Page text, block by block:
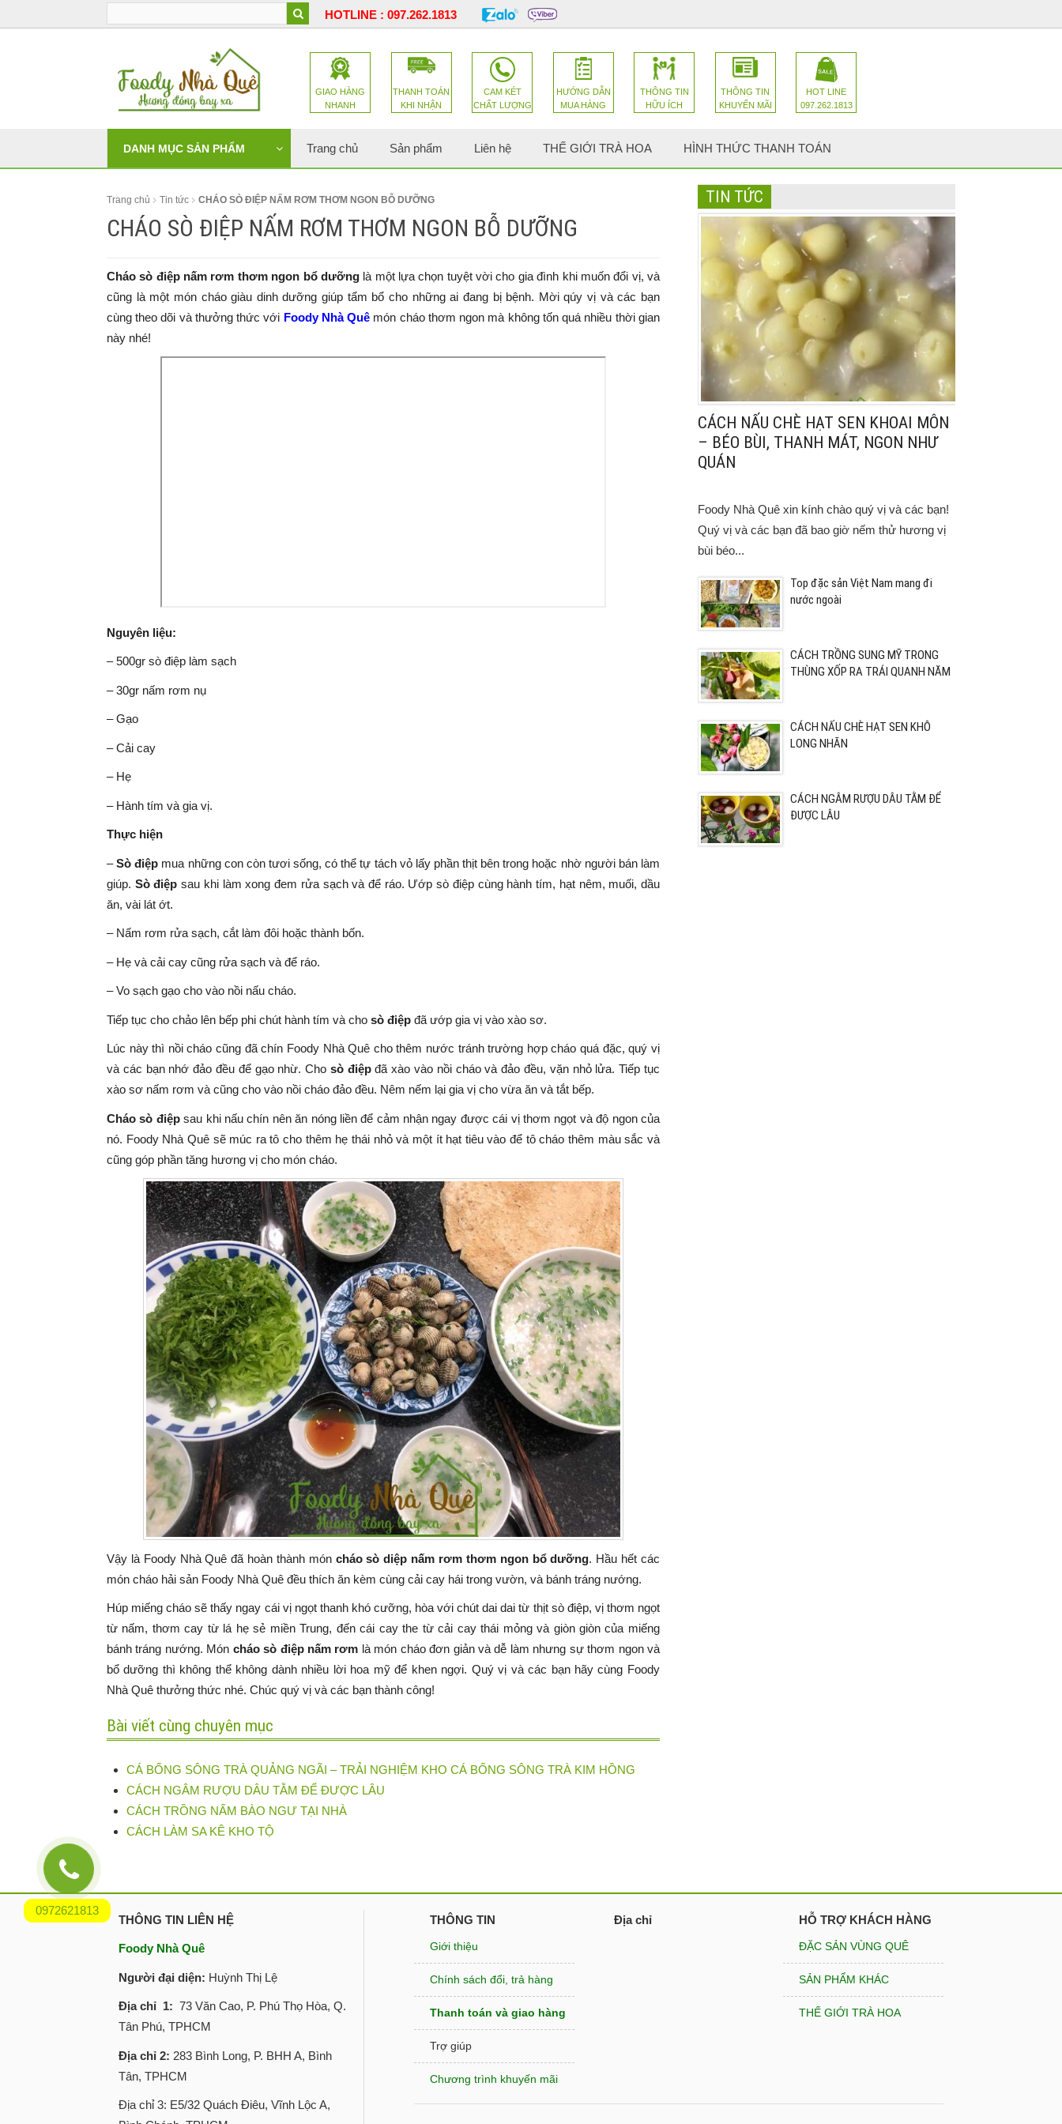
HOTLINE : 097.262.1813
GIAO HÀNG
NHANH
THANH TOÁN
KHI NHẬN
CAM KÉT
CHẤT LƯỢNG
HƯỚNG DẪN
MUA HÀNG
THÔNG TIN
HỮU ÍCH
THÔNG TIN
KHUYẾN MÃI
HOT LINE
097.262.1813
DANH MỤC SẢN PHẨM Trang chủ Sản phẩm Liên hệ THẾ GIỚI TRÀ HOA HÌNH THỨC THANH TOÁN
Trang chủ Tin tức CHÁO SÒ ĐIỆP NẤM RƠM THƠM NGON BỖ DƯỠNG
CHÁO SÒ ĐIỆP NẤM RƠM THƠM NGON BỖ DƯỠNG
Cháo sò điệp nấm rơm thơm ngon bổ dưỡnglà một lựa chọn tuyệt vời cho gia đình khi muốn đổi vị, và
cũng là một món cháo giàu dinh dưỡng giúp tẩm bổ cho những ai đang bị bệnh. Mời qúy vị và các bạn
cùng theo dõi và thưởng thức với Foody Nhà Quê món cháo thơm ngon mà không tốn quá nhiều thời gian
này nhé!
Nguyên liệu:
– 500gr sò điệp làm sạch
– 30gr nấm rơm nụ
– Gạo
– Cải cay
– Hẹ
– Hành tím và gia vị.
Thực hiện
–Sò điệp mua những con còn tươi sống, có thể tự tách vỏ lấy phần thịt bên trong hoặc nhờ người bán làm
giúp. Sò điệp sau khi làm xong đem rửa sạch và để ráo. Ướp sò điệp cùng hành tím, hạt nêm, muối, dầu
ăn, vài lát ớt.
– Nấm rơm rửa sạch, cắt làm đôi hoặc thành bốn.
– Hẹ và cải cay cũng rửa sạch và để ráo.
– Vo sạch gạo cho vào nồi nấu cháo.
Tiếp tục cho chảo lên bếp phi chút hành tím và cho sò điệp đã ướp gia vị vào xào sơ.
Lúc này thì nồi cháo cũng đã chín Foody Nhà Quê cho thêm nước tránh trường hợp cháo quá đặc, quý vị
và các bạn nhớ đảo đều để gạo nhừ. Cho sò điệpđã xào vào nồi cháo và đảo đều, vặn nhỏ lửa. Tiếp tục
xào sơ nấm rơm và cũng cho vào nồi cháo đảo đều. Nêm nếm lại gia vị cho vừa ăn và tắt bếp.
Cháo sò điệpsau khi nấu chín nên ăn nóng liền để cảm nhận ngay được cái vị thơm ngọt và độ ngon của
nó. Foody Nhà Quê sẽ múc ra tô cho thêm hẹ thái nhỏ và một ít hạt tiêu vào để tô cháo thêm màu sắc và
cũng góp phần tăng hương vị cho món cháo.
Vậy là Foody Nhà Quê đã hoàn thành món cháo sò diệp nấm rơm thơm ngon bổ dưỡng. Hầu hết các
món cháo hải sản Foody Nhà Quê đều thích ăn kèm cùng cải cay hái trong vườn, và bánh tráng nướng.
Húp miếng cháo sẽ thấy ngay cái vị ngọt thanh khó cưỡng, hòa với chút dai dai từ thịt sò điệp, vị thơm ngọt
từ nấm, thơm cay từ lá hẹ sẻ miền Trung, đến cái cay the từ cải cay thái mỏng và giòn giòn của miếng
bánh tráng nướng. Món cháo sò điệp nấm rơm là món cháo đơn giản và dễ làm nhưng sự thơm ngon và
bổ dưỡng thì không thể không dành nhiều lời hoa mỹ để khen ngợi. Quý vị và các bạn hãy cùng Foody
Nhà Quê thưởng thức nhé. Chúc quý vị và các bạn thành công!
Bài viết cùng chuyên mục
CÁ BỐNG SÔNG TRÀ QUẢNG NGÃI – TRẢI NGHIỆM KHO CÁ BỐNG SÔNG TRÀ KIM HỒNG
CÁCH NGÂM RƯỢU DÂU TẰM ĐỂ ĐƯỢC LÂU
CÁCH TRỒNG NẤM BÀO NGƯ TẠI NHÀ
CÁCH LÀM SA KÊ KHO TỘ
TIN TỨC
CÁCH NẤU CHÈ HẠT SEN KHOAI MÔN
– BÉO BÙI, THANH MÁT, NGON NHƯ
QUÁN
Foody Nhà Quê xin kính chào quý vị và các bạn!
Quý vị và các bạn đã bao giờ nếm thử hương vị
bùi béo...
Top đặc sản Việt Nam mang đi
nước ngoài
CÁCH TRỒNG SUNG MỸ TRONG
THÙNG XỐP RA TRÁI QUANH NĂM
CÁCH NẤU CHÈ HẠT SEN KHÔ
LONG NHÃN
CÁCH NGÂM RƯỢU DÂU TẰM ĐỂ
ĐƯỢC LÂU
0972621813
THÔNG TIN LIÊN HỆ
Foody Nhà Quê
Người đại diện: Huỳnh Thị Lệ
Địa chỉ 1: 73 Văn Cao, P. Phú Thọ Hòa, Q.
Tân Phú, TPHCM
Địa chỉ 2: 283 Bình Long, P. BHH A, Bình
Tân, TPHCM
Địa chỉ 3: E5/32 Quách Điêu, Vĩnh Lộc A,
THÔNG TIN
Giới thiệu
Chính sách đổi, trả hàng
Thanh toán và giao hàng
Trợ giúp
Chương trình khuyến mãi
Địa chỉ HỖ TRỢ KHÁCH HÀNG
ĐẶC SẢN VÙNG QUÊ
SẢN PHẨM KHÁC
THẾ GIỚI TRÀ HOA